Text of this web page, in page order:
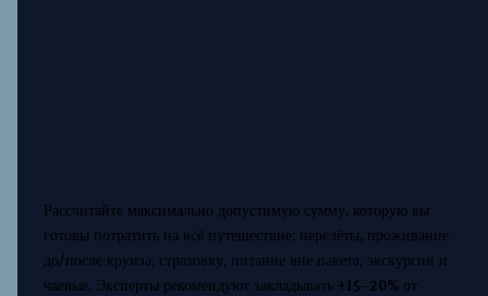
Рассчитайте максимально допустимую сумму, которую вы
готовы потратить на всё путешествие: перелёты, проживание
до/после круиза, страховку, питание вне пакета, экскурсии и
чаевые. Эксперты рекомендуют закладывать +15–20% от